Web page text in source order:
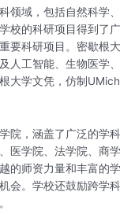
领域，包括自然科学
校的科研项目得到了
要科研项目。密歇根
人工智能、生物医学
大学文凭，仿制
院，涵盖了广泛的学
医学院、法学院、商
的师资力量和丰富的
会。学校还鼓励跨学